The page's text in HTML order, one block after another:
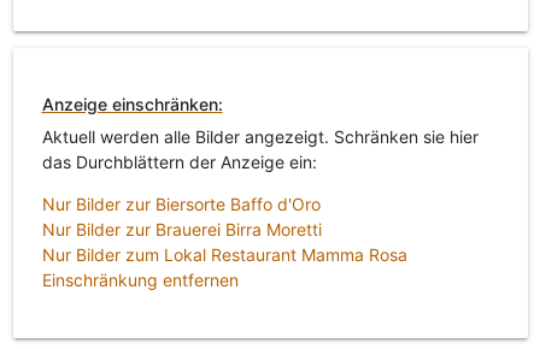
Anzeige einschränken:
Aktuell werden alle Bilder angezeigt. Schränken sie hier
das Durchblättern der Anzeige ein:
Nur Bilder zur Biersorte Baffo d'Oro
Nur Bilder zur Brauerei Birra Moretti
Nur Bilder zum Lokal Restaurant Mamma Rosa
Einschränkung entfernen